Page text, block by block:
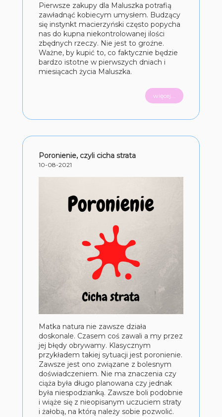
Pierwsze zakupy dla Maluszka potrafią
zawładnąć kobiecym umysłem. Budzący
się instynkt macierzyński często popycha
nas do kupna niekontrolowanej ilości
zbędnych rzeczy. Nie jest to groźne.
Ważne, by kupić to, co faktycznie będzie
bardzo istotne w pierwszych dniach i
miesiącach życia Maluszka.
więcej...
Poronienie, czyli cicha strata
10-08-2021
Matka natura nie zawsze działa
doskonale. Czasem coś zawali a my przez
jej błędy obrywamy. Klasycznym
przykładem takiej sytuacji jest poronienie.
Zawsze jest ono związane z bolesnym
doświadczeniem. Nie ma znaczenia czy
ciąża była długo planowana czy jednak
była niespodzianką. Zawsze boli podobnie
i wiąże się z nieopisanym uczuciem straty
i żałobą, na którą należy sobie pozwolić.